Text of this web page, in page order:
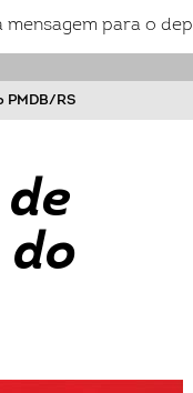
PMDB/RS
do